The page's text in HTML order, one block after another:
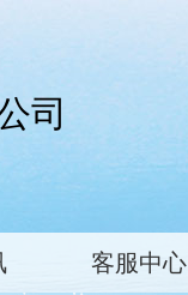
司
客服中心